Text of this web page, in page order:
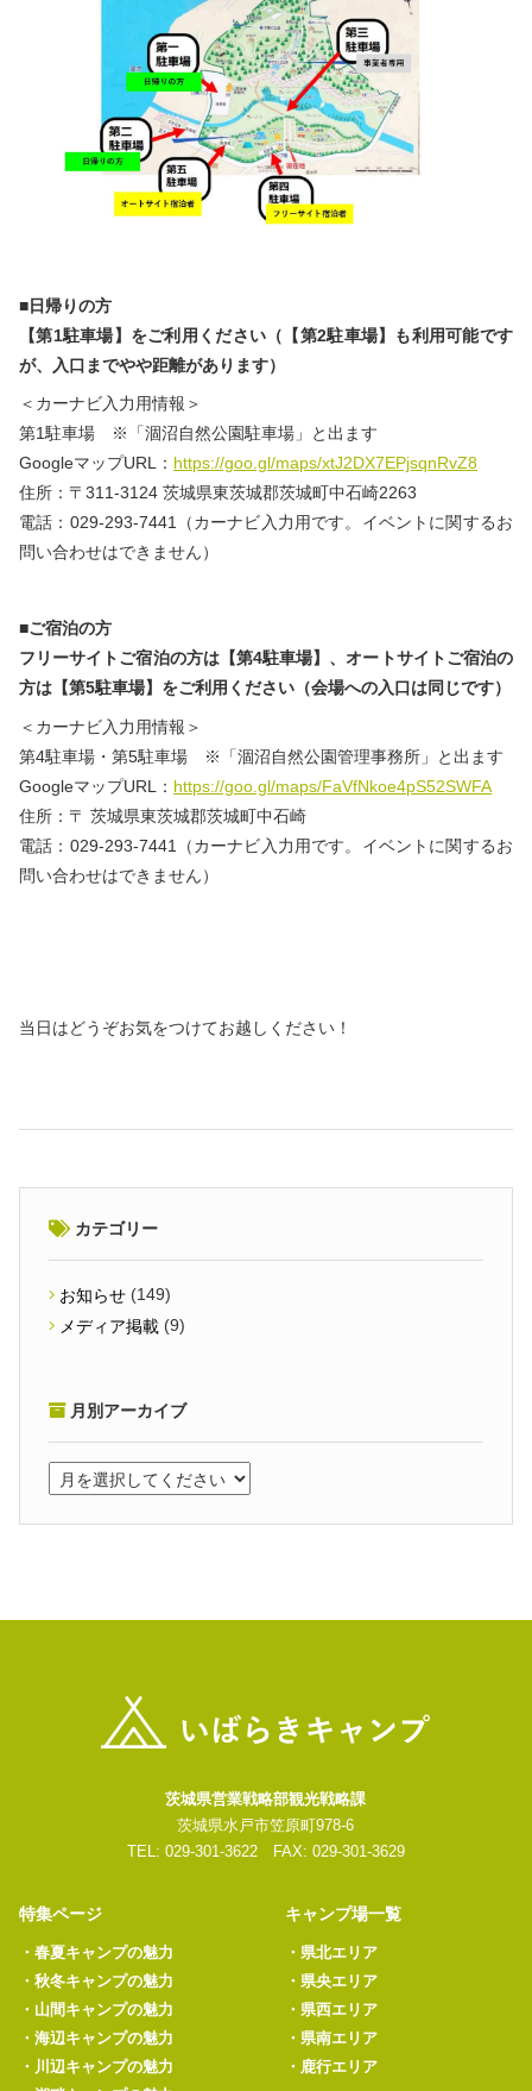
■日帰りの方
【第1駐車場】をご利用ください（【第2駐車場】も利用可能です
が、入口までやや距離があります）
＜カーナビ入力用情報＞
第1駐車場 ※「涸沼自然公園駐車場」と出ます
GoogleマップURL： https://goo.gl/maps/xtJ2DX7EPjsqnRvZ8
住所：〒311-3124 茨城県東茨城郡茨城町中石崎2263
電話：029-293-7441（カーナビ入力用です。イベントに関するお
問い合わせはできません）
■ご宿泊の方
フリーサイトご宿泊の方は【第4駐車場】、オートサイトご宿泊の
方は【第5駐車場】をご利用ください（会場への入口は同じです）
＜カーナビ入力用情報＞
第4駐車場・第5駐車場 ※「涸沼自然公園管理事務所」と出ます
GoogleマップURL： https://goo.gl/maps/FaVfNkoe4pS52SWFA
住所：〒 茨城県東茨城郡茨城町中石崎
電話：029-293-7441（カーナビ入力用です。イベントに関するお
問い合わせはできません）
当日はどうぞお気をつけてお越しください！
カテゴリー
お知らせ (149)
メディア掲載 (9)
月別アーカイブ
茨城県営業戦略部観光戦略課
茨城県水戸市笠原町978-6
TEL: 029-301-3622 FAX: 029-301-3629
特集ページ
・ 春夏キャンプの魅力
・ 秋冬キャンプの魅力
・ 山間キャンプの魅力
・ 海辺キャンプの魅力
・ 川辺キャンプの魅力
キャンプ場一覧
・ 県北エリア
・ 県央エリア
・ 県西エリア
・ 県南エリア
・ 鹿行エリア